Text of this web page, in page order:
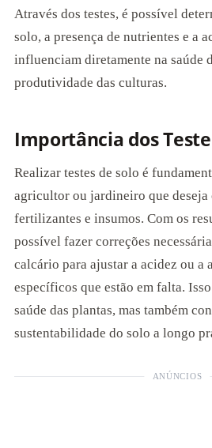
Através dos testes, é possível
solo, a presença de nutrientes e a
influenciam diretamente na saúde
produtividade das culturas.
Importância dos
Realizar testes de solo é
agricultor ou jardineiro que deseja
fertilizantes e insumos. Com os
possível fazer correções
calcário para ajustar a acidez ou a
específicos que estão em falta.
saúde das plantas, mas também
sustentabilidade do solo a longo
ANÚNCIOS